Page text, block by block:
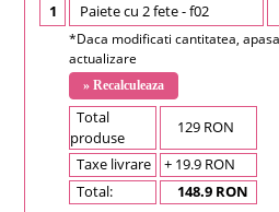
1
Paiete cu 2 fete - f02
*Daca modificati cantitatea,
actualizare
Total
produse
129 RON
Taxe livrare
+ 19.9 RON
Total:
148.9 RON